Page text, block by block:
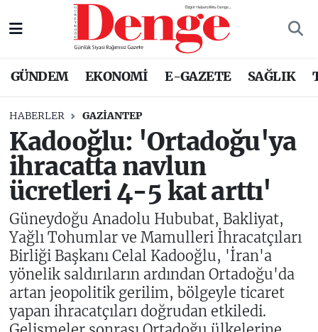
GÜNDEM EKONOMİ E-GAZETE SAĞLIK
HABERLER GAZIANTEP
Kadooğlu: 'Ortadoğu'ya
ihracatta navlun
ücretleri 4-5 kat arttı'
Güneydoğu Anadolu Hububat, Bakliyat,
Yağlı Tohumlar ve Mamulleri İhracatçıları
Birliği Başkanı Celal Kadooğlu, 'İran'a
yönelik saldırıların ardından Ortadoğu'da
artan jeopolitik gerilim, bölgeyle ticaret
yapan ihracatçıları doğrudan etkiledi.
Nöbetçi Eczaneler
Trafik Durumu
Süper Lig Puan Durumu ve Fikstür
Tüm Manşetler
Son Dakika Haberleri
Haber Arşivi